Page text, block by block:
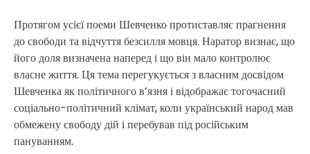
Протягом усієї поеми Шевченко протиставляє прагнення
до свободи та відчуття безсилля мовця. Наратор визнає, що
його доля визначена наперед і що він мало контролює
власне життя. Ця тема перегукується з власним досвідом
Шевченка як політичного в’язня і відображає тогочасний
соціально-політичний клімат, коли український народ мав
обмежену свободу дій і перебував під російським
пануванням.